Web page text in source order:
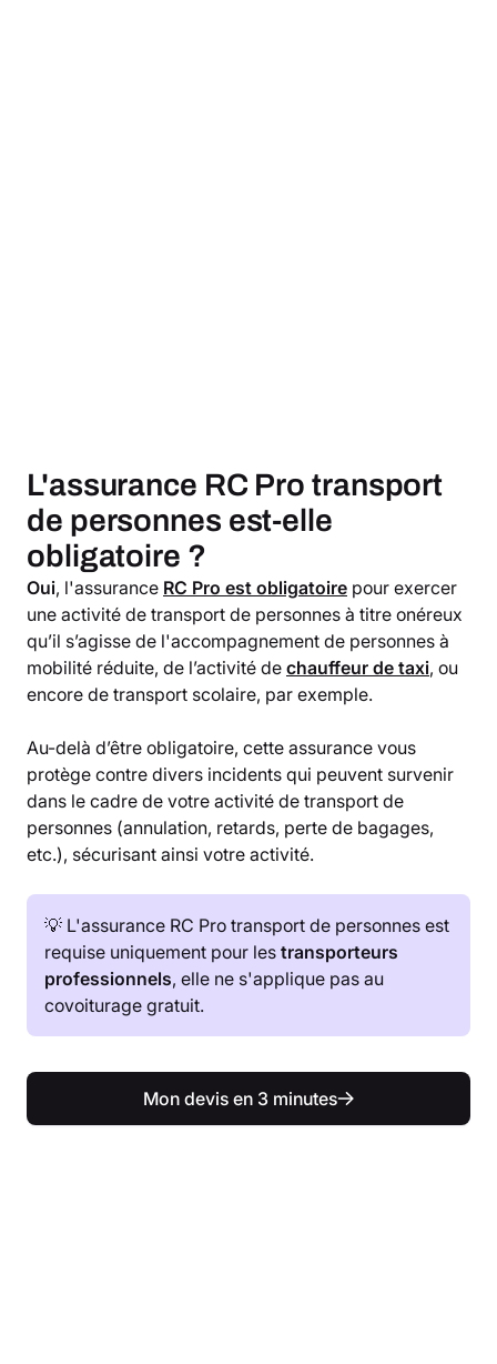
L'assurance RC Pro transport
de personnes est-elle
obligatoire ?
Oui, l'assurance RC Pro est obligatoire pour exercer
une activité de transport de personnes à titre onéreux
qu’il s’agisse de l'accompagnement de personnes à
mobilité réduite, de l’activité de chauffeur de taxi, ou
encore de transport scolaire, par exemple.
Au-delà d’être obligatoire, cette assurance vous
protège contre divers incidents qui peuvent survenir
dans le cadre de votre activité de transport de
personnes (annulation, retards, perte de bagages,
etc.), sécurisant ainsi votre activité.
💡 L'assurance RC Pro transport de personnes est
requise uniquement pour les transporteurs
professionnels, elle ne s'applique pas au
covoiturage gratuit.
Mon devis en 3 minutes